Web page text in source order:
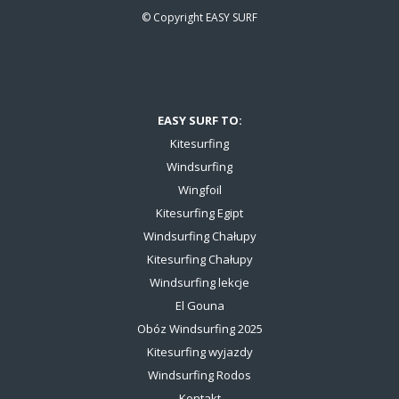
© Copyright EASY SURF
EASY SURF TO:
Kitesurfing
Windsurfing
Wingfoil
Kitesurfing Egipt
Windsurfing Chałupy
Kitesurfing Chałupy
Windsurfing lekcje
El Gouna
Obóz Windsurfing 2025
Kitesurfing wyjazdy
Windsurfing Rodos